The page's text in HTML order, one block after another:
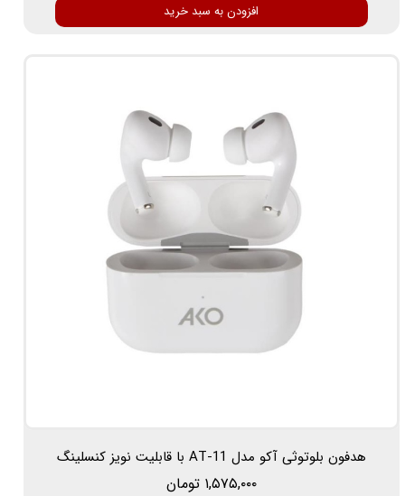
افزودن به سبد خرید
هدفون بلوتوثی آکو مدل AT-11 با قابلیت نویز کنسلینگ
۱,۵۷۵,۰۰۰ تومان